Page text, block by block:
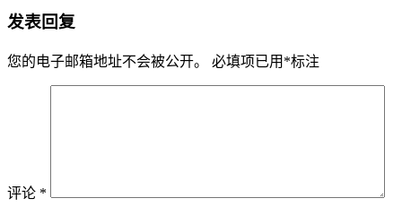
发表回复
您的电子邮箱地址不会被公开。 必填项已用 *标注
评论 *